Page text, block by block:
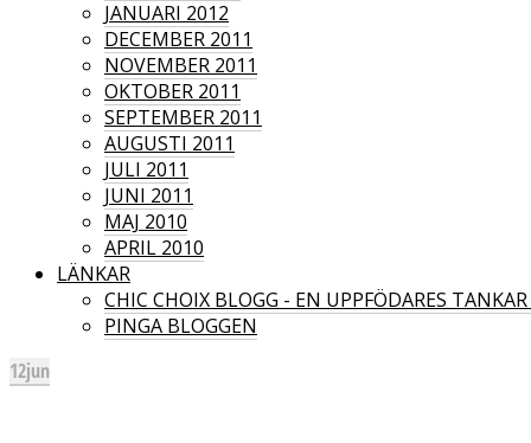
JANUARI 2012
DECEMBER 2011
NOVEMBER 2011
OKTOBER 2011
SEPTEMBER 2011
AUGUSTI 2011
JULI 2011
JUNI 2011
MAJ 2010
APRIL 2010
LÄNKAR
CHIC CHOIX BLOGG - EN UPPFÖDARES
PINGA BLOGGEN
12jun